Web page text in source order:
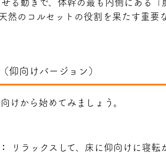
る動きで、体幹の最も内側にある
然のコルセットの役割を果たす重要
仰向けバージョン）
けから始めてみましょう。
リラックスして、床に仰向けに寝転